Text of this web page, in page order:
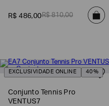
R$ 486,00R$ 810,00
EXCLUSIVIDADE ONLINE 40%
Conjunto Tennis Pro
VENTUS7